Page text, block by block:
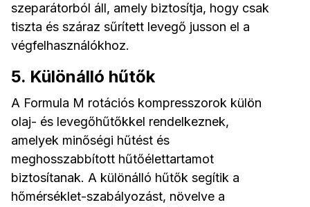
szeparátorból áll, amely biztosítja, hogy csak
tiszta és száraz sűrített levegő jusson el a
végfelhasználókhoz.
5. Különálló hűtők
A Formula M rotációs kompresszorok külön
olaj- és levegőhűtőkkel rendelkeznek,
amelyek minőségi hűtést és
meghosszabbított hűtőélettartamot
biztosítanak. A különálló hűtők segítik a
hőmérséklet-szabályozást, növelve a